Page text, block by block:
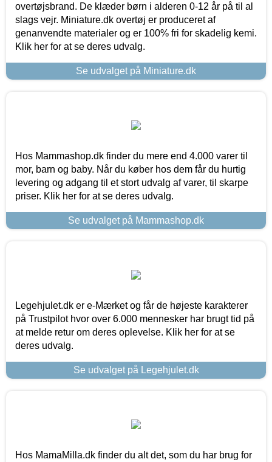
overtøjsbrand. De klæder børn i alderen 0-12 år på til al
slags vejr. Miniature.dk overtøj er produceret af
genanvendte materialer og er 100% fri for skadelig kemi.
Klik her for at se deres udvalg.
Se udvalget på Miniature.dk
Hos Mammashop.dk finder du mere end 4.000 varer til
mor, barn og baby. Når du køber hos dem får du hurtig
levering og adgang til et stort udvalg af varer, til skarpe
priser. Klik her for at se deres udvalg.
Se udvalget på Mammashop.dk
Legehjulet.dk er e-Mærket og får de højeste karakterer
på Trustpilot hvor over 6.000 mennesker har brugt tid på
at melde retur om deres oplevelse. Klik her for at se
deres udvalg.
Se udvalget på Legehjulet.dk
Hos MamaMilla.dk finder du alt det, som du har brug for